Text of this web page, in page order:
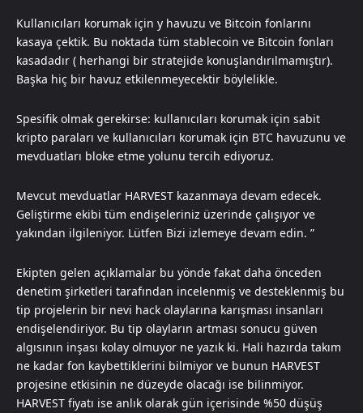
Kullanıcıları korumak için y havuzu ve Bitcoin fonlarını
kasaya çektik. Bu noktada tüm stablecoin ve Bitcoin fonları
kasadadır ( herhangi bir stratejide konuşlandırılmamıştır).
Başka hiç bir havuz etkilenmeyecektir böylelikle.
Spesifik olmak gerekirse: kullanıcıları korumak için sabit
kripto paraları ve kullanıcıları korumak için BTC havuzunu ve
mevduatları bloke etme yolunu tercih ediyoruz.
Mevcut mevduatlar HARVEST kazanmaya devam edecek.
Geliştirme ekibi tüm endişeleriniz üzerinde çalışıyor ve
yakından ilgileniyor. Lütfen Bizi izlemeye devam edin. ”
Ekipten gelen açıklamalar bu yönde fakat daha önceden
denetim şirketleri tarafından incelenmiş ve desteklenmiş bu
tip projelerin bir nevi hack olaylarına karışması insanları
endişelendiriyor. Bu tip olayların artması sonucu güven
algısının inşası kolay olmuyor ne yazık ki. Hali hazırda takım
ne kadar fon kaybettiklerini bilmiyor ve bunun HARVEST
projesine etkisinin ne düzeyde olacağı ise bilinmiyor.
HARVEST fiyatı ise anlık olarak gün içerisinde %50 düşüş